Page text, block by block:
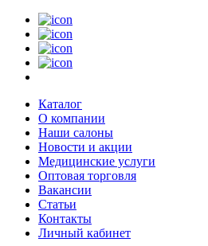
Каталог
О компании
Наши салоны
Новости и акции
Медицинские услуги
Оптовая торговля
Вакансии
Статьи
Контакты
Личный кабинет